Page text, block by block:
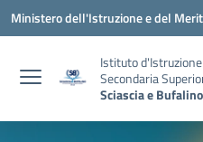
Vai ai contenuti
Vai al menu di navigazione
Vai al footer
Ministero dell'Istruzione e del
Istituto d'Istruzione
Secondaria
Sciascia e Bufalino